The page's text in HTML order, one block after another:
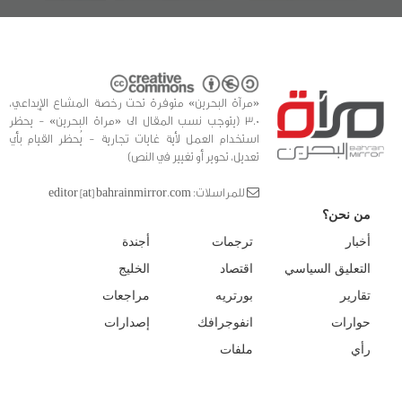
«مرآة البحرين» متوفرة تحت رخصة المشاع الإبداعي،
3.0 (يتوجب نسب المقال الى «مراة البحرين» - يحظر
استخدام العمل لأية غايات تجارية - يُحظر القيام بأي
تعديل، تحوير أو تغيير في النص)
للمراسلات: editor [at] bahrainmirror.com
من نحن؟
أخبار
التعليق السياسي
تقارير
حوارات
رأي
ترجمات
اقتصاد
بورتريه
انفوجرافك
ملفات
أجندة
الخليج
مراجعات
إصدارات